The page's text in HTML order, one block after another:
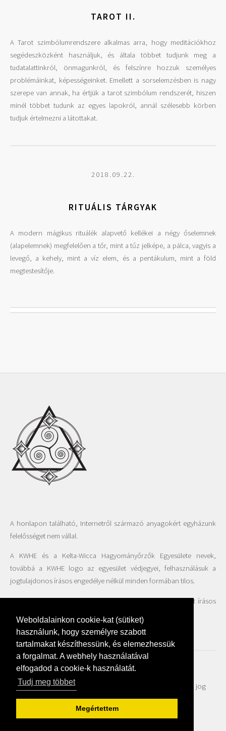
Weboldalainkon cookie-kat (sütiket)
használunk, hogy személyre szabott
tartalmakat készíthessünk, és elemezhessük
a forgalmat. A webhely használatával
elfogadod a cookie-k használatát.
Tudj meg többet
Megértettem
TAROT II.
A Tarot szimbólumrendszere alkalmas arra, hogy meditációkhoz
segédeszközként használjuk, és általa többet tudjunk meg a
tudatalattinkról, önmagunkról, és felszínre hozzuk személyes
problémáinkat, képességeinket. Emellett a sorselemzésben is nagy
szerepe van annak, ha értjük a tarot szimbólum rendszerét, hiszen
minél többet tudunk az egyes lapokról, annál szélesebb körben
tudjuk értelmezni a látottakat.
2018.09.22.
RITUÁLIS TÁRGYAK
A modern mágikus rituálék alapvető kellékei a négy őselemnek
(alapelemnek) megfelelően a tőr, mint a tűz jelképe, a pálca, vagyis a
levegő, a kehely, mint a víz elem, és a pentákulum, mint a föld
megtestesítője.
A honlapon található, Internetről származó anyagokért egyházunk
felelősséget nem vállal.
A KWHE és a Kelta-Wicca Hagyományőrzők Egyesülete nevek,
továbbá a KWHE logo az egyesület védjegyei, felhasználásuk a
jogtulajdonos írásos engedélye nélkül minden formában tilos.
A honlapon található fotók felhasználása csak az Egyesület írásos
Adatvédelmi szabályzat
© Kelta-Wicca Hagyományőrzők Egyháza 2018 - Minden jog
fenntartva | created byWebfaktor